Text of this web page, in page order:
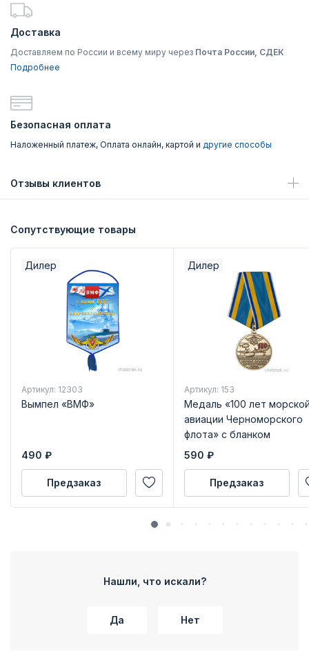
Доставка
Доставляем по России и всему миру через Почта России, СДЕК
Подробнее
Безопасная оплата
Наложенный платеж, Оплата онлайн, картой и другие способы
Отзывы клиентов
Сопутствующие товары
Дилер
Артикул: 12303
Вымпел «ВМФ»
490 ₽
Предзаказ
Дилер
Артикул: 153
Медаль «100 лет
авиации Черноморского
флота» с бланком
удостоверения
590 ₽
Предзаказ
Нашли, что искали?
Да Нет